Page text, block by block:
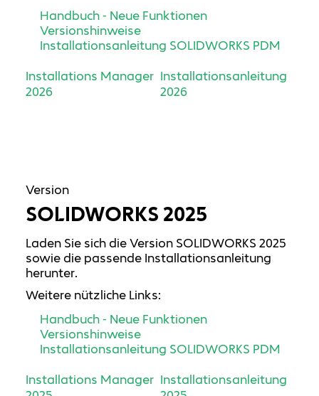
Handbuch - Neue Funktionen
Versionshinweise
Installationsanleitung SOLIDWORKS PDM
Installations Manager
2026
Installationsanleitung
2026
Version
SOLIDWORKS 2025
Laden Sie sich die Version SOLIDWORKS 2025
sowie die passende Installationsanleitung
herunter.
Weitere nützliche Links:
Handbuch - Neue Funktionen
Versionshinweise
Installationsanleitung SOLIDWORKS PDM
Installations Manager Installationsanleitung